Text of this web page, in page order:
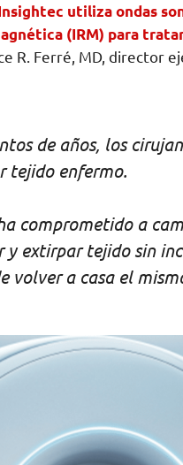
utiliza ondas
(IRM) para
R. Ferré, MD, director
de años, los
tejido enfermo.
comprometido a
y extirpar tejido sin
volver a casa el